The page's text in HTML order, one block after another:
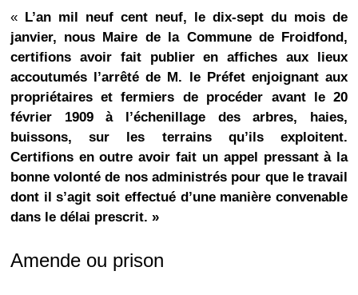
«
L’an mil neuf cent neuf, le dix-sept du mois de
janvier, nous Maire de la Commune de Froidfond,
certifions avoir fait publier en affiches aux lieux
accoutumés l’arrêté de M. le Préfet enjoignant aux
propriétaires et fermiers de procéder avant le 20
février 1909 à l’échenillage des arbres, haies,
buissons, sur les terrains qu’ils exploitent.
Certifions en outre avoir fait un appel pressant à la
bonne volonté de nos administrés pour que le travail
dont il s’agit soit effectué d’une manière convenable
dans le délai prescrit. »
Amende ou prison